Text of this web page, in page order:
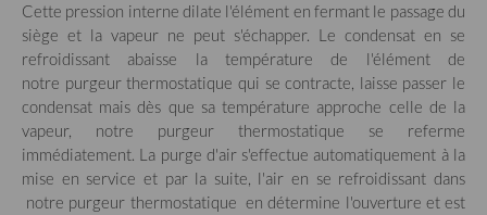
Cette pression interne dilate l'élément en fermant le passage du
siège et la vapeur ne peut s'échapper. Le condensat en se
refroidissant abaisse la température de l'élément de
notre purgeur thermostatique qui se contracte, laisse passer le
condensat mais dès que sa température approche celle de la
vapeur, notre purgeur thermostatique se referme
immédiatement. La purge d'air s'effectue automatiquement à la
mise en service et par la suite, l'air en se refroidissant dans
notre purgeur thermostatique en détermine l'ouverture et est